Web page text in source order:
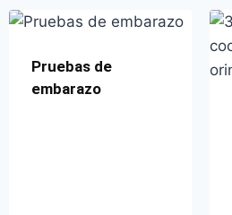
Pruebas de
embarazo